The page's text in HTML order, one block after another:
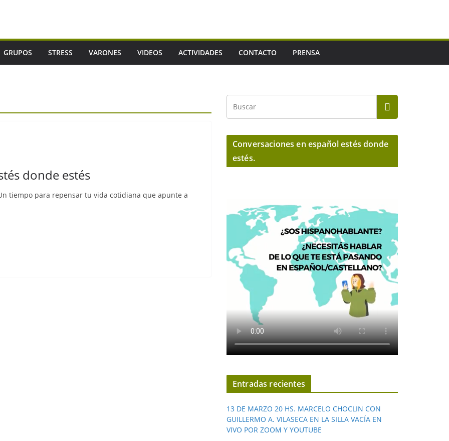
GRUPOS STRESS VARONES VIDEOS ACTIVIDADES CONTACTO PRENSA
donde estés
tiempo para repensar tu vida cotidiana que apunte a
Conversaciones en español estés donde
estés.
Entradas recientes
13 DE MARZO 20 HS. MARCELO CHOCLIN CON
GUILLERMO A. VILASECA EN LA SILLA VACÍA EN
VIVO POR ZOOM Y YOUTUBE